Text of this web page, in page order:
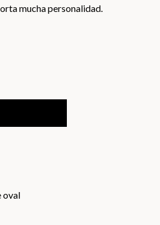
mucha personalidad.
/ Caja 4 Unidades
oval